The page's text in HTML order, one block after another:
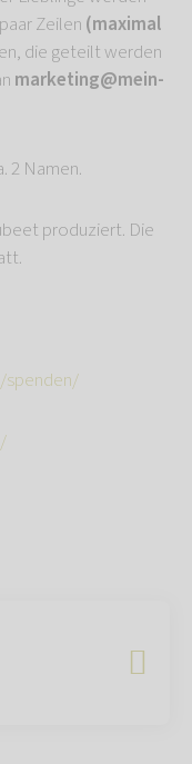
Zeilen (maximal
die geteilt werden
marketing@mein-
2 Namen.
produziert. Die
spenden/